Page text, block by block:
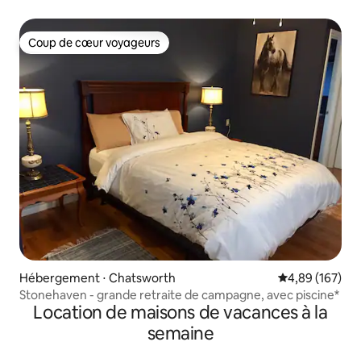
Coup de cœur voyageurs
Coup de cœur voyageurs
Hébergement ⋅ Chatsworth Évaluation
4,89 (167)
Stonehaven - grande retraite de campagne, avec piscine*
Location de maisons de vacances à la
semaine